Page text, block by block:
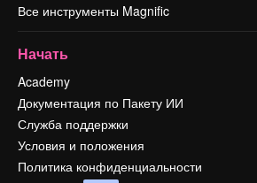
Все инструменты Magnific
Начать
Academy
Документация по Пакету ИИ
Служба поддержки
Условия и положения
Политика конфиденциальности